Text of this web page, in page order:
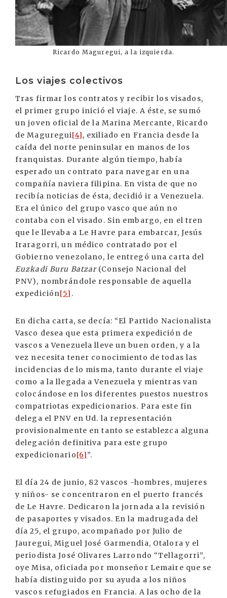
Ricardo Maguregui, a la izquierda.
Los viajes colectivos
Tras firmar los contratos y recibir los visados,
el primer grupo inició el viaje. A éste, se sumó
un joven oficial de la Marina Mercante, Ricardo
de Maguregui[4], exiliado en Francia desde la
caída del norte peninsular en manos de los
franquistas. Durante algún tiempo, había
esperado un contrato para navegar en una
compañía naviera filipina. En vista de que no
recibía noticias de ésta, decidió ir a Venezuela.
Era el único del grupo vasco que aún no
contaba con el visado. Sin embargo, en el tren
que le llevaba a Le Havre para embarcar, Jesús
Iraragorri, un médico contratado por el
Gobierno venezolano, le entregó una carta del
Euzkadi Buru Batzar (Consejo Nacional del
PNV), nombrándole responsable de aquella
expedición[5] .
En dicha carta, se decía: “El Partido Nacionalista
Vasco desea que esta primera expedición de
vascos a Venezuela lleve un buen orden, y a la
vez necesita tener conocimiento de todas las
incidencias de lo misma, tanto durante el viaje
como a la llegada a Venezuela y mientras van
colocándose en los diferentes puestos nuestros
compatriotas expedicionarios. Para este fin
delega el PNV en Ud. la representación
provisionalmente en tanto se establezca alguna
delegación definitiva para este grupo
expedicionario[6]”.
El día 24 de junio, 82 vascos -hombres, mujeres
y niños- se concentraron en el puerto francés
de Le Havre. Dedicaron la jornada a la revisión
de pasaportes y visados. En la madrugada del
día 25, el grupo, acompañado por Julio de
Jauregui, Miguel José Garmendia, Otalora y el
periodista José Olivares Larrondo “Tellagorri”,
oye Misa, oficiada por monseñor Lemaire que se
había distinguido por su ayuda a los niños
vascos refugiados en Francia. A las ocho de la